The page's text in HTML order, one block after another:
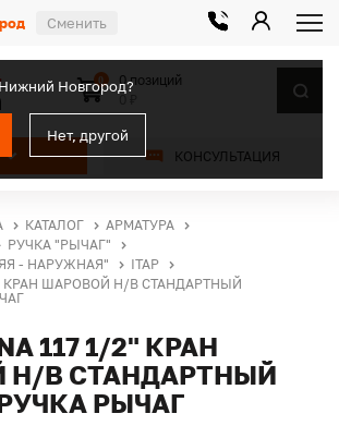
Сменить
Новгород?
Нет, другой
КОНСУЛЬТАЦИЯ
0
0 позиций
КАТАЛОГ
АРМАТУРА
РУЧКА "РЫЧАГ"
- НАРУЖНАЯ"
ITAP
2" КРАН ШАРОВОЙ Н/В СТАНДАРТНЫЙ
117 1/2" КРАН
Н/В СТАНДАРТНЫЙ
РЫЧАГ